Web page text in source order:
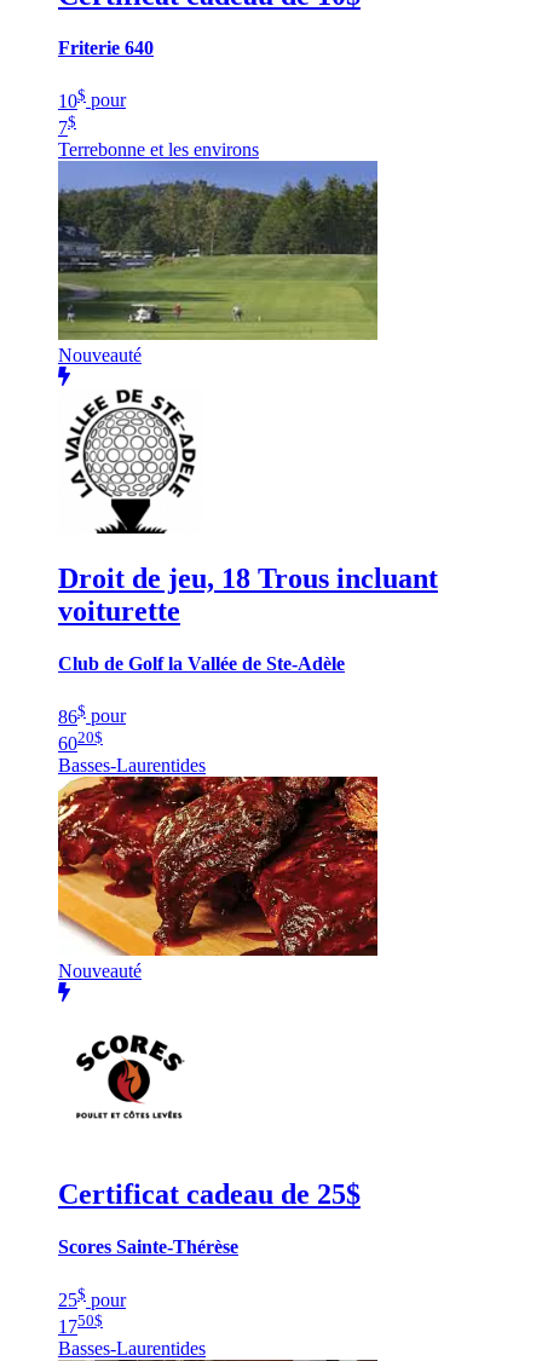
Friterie 640
10$ pour
7$
Terrebonne et les environs
Nouveauté
Droit de jeu, 18 Trous incluant
voiturette
Club de Golf la Vallée de Ste-Adèle
86$ pour
6020$
Basses-Laurentides
Nouveauté
Certificat cadeau de 25$
Scores Sainte-Thérèse
25$ pour
1750$
Basses-Laurentides